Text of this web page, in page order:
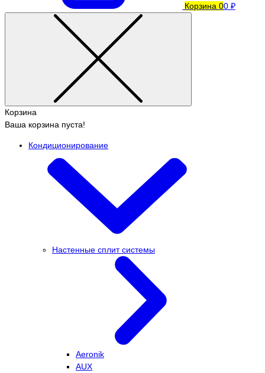
Корзина 00 ₽
Корзина
Ваша корзина пуста!
Кондиционирование
Настенные сплит системы
Aeronik
AUX